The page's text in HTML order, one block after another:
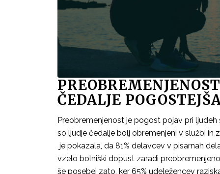
ČEDALJE
Preobremenjenost je pogost pojav pri
so ljudje čedalje bolj obremenjeni v službi
je pokazala, da 81% delavcev v pisarnah
vzelo bolniški dopust zaradi
še posebej zato, ker 65% udeležencev